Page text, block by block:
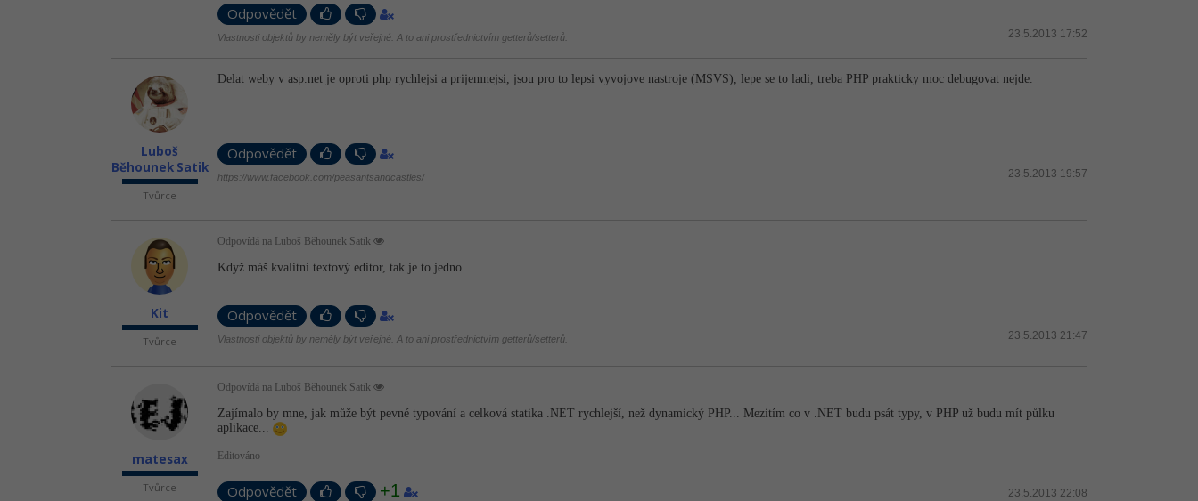
Odpovědět
23.5.2013 17:52
Vlastnosti objektů by neměly být veřejné. A to ani prostřednictvím getterů/setterů.
Luboš
Běhounek Satik
Tvůrce
Delat weby v asp.net je oproti php rychlejsi a prijemnejsi, jsou pro to lepsi vyvojove nastroje (MSVS), lepe se to ladi, treba PHP prakticky moc debugovat nejde.
Odpovědět
23.5.2013 19:57
https://www.facebook.com/peasantsandcastles/
Kit
Tvůrce
Odpovídá na Luboš Běhounek Satik
Když máš kvalitní textový editor, tak je to jedno.
Odpovědět
23.5.2013 21:47
Vlastnosti objektů by neměly být veřejné. A to ani prostřednictvím getterů/setterů.
matesax
Tvůrce
Odpovídá na Luboš Běhounek Satik
Zajímalo by mne, jak může být pevné typování a celková statika .NET rychlejší, než dynamický PHP... Mezitím co v .NET budu psát typy, v PHP už budu mít půlku
aplikace...
Editováno
Odpovědět +1 23.5.2013 22:08